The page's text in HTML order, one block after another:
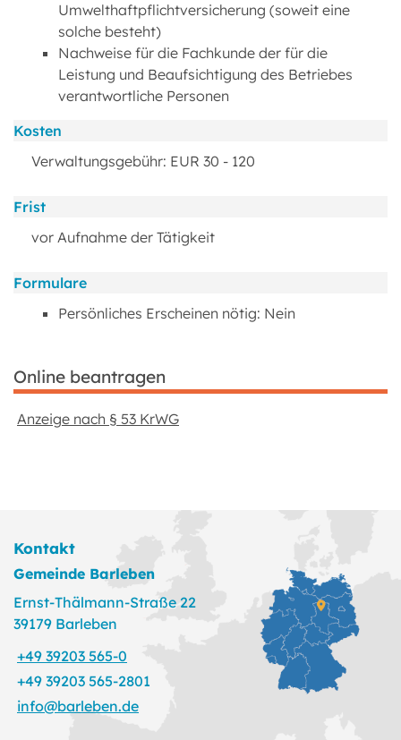
Umwelthaftpflichtversicherung (soweit eine
solche besteht)
Nachweise für die Fachkunde der für die
Leistung und Beaufsichtigung des Betriebes
verantwortliche Personen
Kosten
Verwaltungsgebühr: EUR 30 - 120
Frist
vor Aufnahme der Tätigkeit
Formulare
Persönliches Erscheinen nötig: Nein
Online beantragen
Anzeige nach § 53 KrWG
Kontakt
Gemeinde Barleben
Ernst-Thälmann-Straße 22
39179 Barleben
+49 39203 565-0
+49 39203 565-2801
info@barleben.de